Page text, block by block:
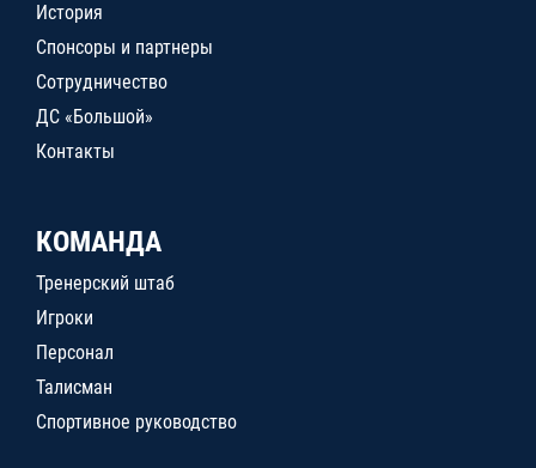
История
Спонсоры и партнеры
Сотрудничество
ДС «Большой»
Контакты
КОМАНДА
Тренерский штаб
Игроки
Персонал
Талисман
Спортивное руководство